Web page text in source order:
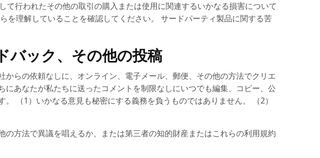
行われたその他の取引の購入または使用に関連するいかなる損害について
を理解していることを確認してください。 サードパーティ製品に関する苦
バック、その他の投稿
らの依頼なしに、オンライン、電子メール、郵便、その他の方法でクリエ
あなたが私たちに送ったコメントを制限なしにいつでも編集、コピー、公
（1）いかなる意見も秘密にする義務を負うものではありません。 （2）
方法で異議を唱えるか、または第三者の知的財産またはこれらの利用規約